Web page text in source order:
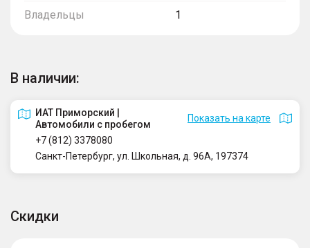
Владельцы 1
В наличии:
ИАТ Приморский |
Автомобили с пробегом
Показать на карте
+7 (812) 3378080
Санкт-Петербург, ул. Школьная, д. 96А, 197374
Скидки